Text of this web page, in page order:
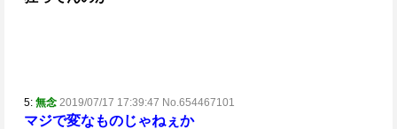
5: 無念 2019/07/17 17:39:47 No.654467101
マジで変なものじゃねぇか